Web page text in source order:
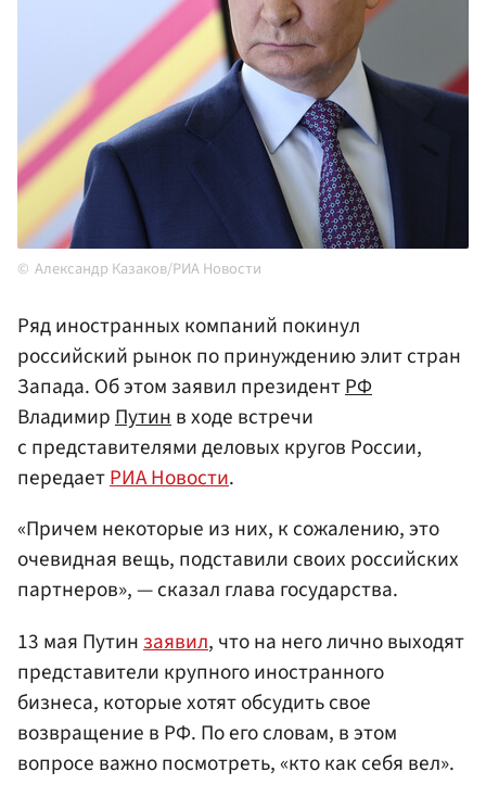
Александр Казаков/РИА Новости
Ряд иностранных компаний покинул
российский рынок по принуждению элит стран
Запада. Об этом заявил президентРФ
ВладимирПутинв ходе встречи
с представителями деловых кругов России,
передаетРИА Новости.
«Причем некоторые из них, к сожалению, это
очевидная вещь, подставили своих российских
партнеров», — сказал глава государства.
13 мая Путин заявил, что на него лично выходят
представители крупного иностранного
бизнеса, которые хотят обсудить свое
возвращение в РФ. По его словам, в этом
вопросе важно посмотреть, «кто как себя вел».